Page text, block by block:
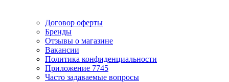
Договор оферты
Бренды
Отзывы о магазине
Вакансии
Политика конфиденциальности
Приложение 7745
Часто задаваемые вопросы